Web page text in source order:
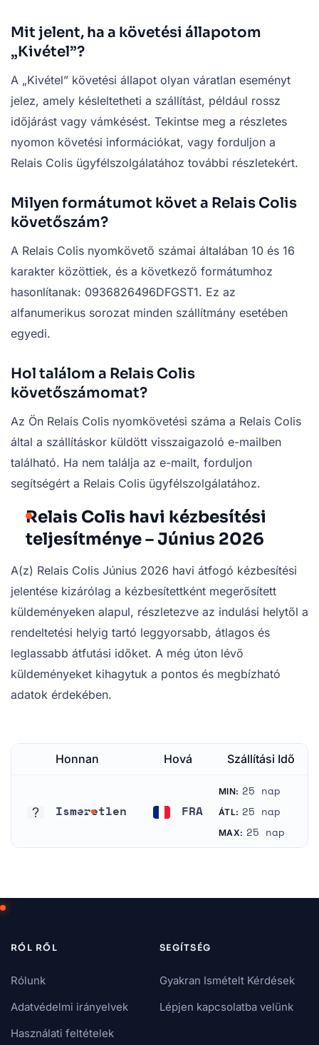
Mit jelent, ha a követési állapotom
„Kivétel”?
A „Kivétel” követési állapot olyan váratlan eseményt
jelez, amely késleltetheti a szállítást, például rossz
időjárást vagy vámkésést. Tekintse meg a részletes
nyomon követési információkat, vagy forduljon a
Relais Colis ügyfélszolgálatához további részletekért.
Milyen formátumot követ a Relais Colis
követőszám?
A Relais Colis nyomkövető számai általában 10 és 16
karakter közöttiek, és a következő formátumhoz
hasonlítanak: 0936826496DFGST1. Ez az
alfanumerikus sorozat minden szállítmány esetében
egyedi.
Hol találom a Relais Colis
követőszámomat?
Az Ön Relais Colis nyomkövetési száma a Relais Colis
által a szállításkor küldött visszaigazoló e-mailben
található. Ha nem találja az e-mailt, forduljon
segítségért a Relais Colis ügyfélszolgálatához.
Relais Colis havi kézbesítési
teljesítménye – Június 2026
A(z) Relais Colis Június 2026 havi átfogó kézbesítési
jelentése kizárólag a kézbesítettként megerősített
küldeményeken alapul, részletezve az indulási helytől a
rendeltetési helyig tartó leggyorsabb, átlagos és
leglassabb átfutási időket. A még úton lévő
küldeményeket kihagytuk a pontos és megbízható
adatok érdekében.
Honnan Hová Szállítási Idő
Ismeretlen FRA
MIN: 25 nap
ÁTL: 25 nap
MAX: 25 nap
RÓL RŐL
Rólunk
Adatvédelmi irányelvek
Használati feltételek
SEGÍTSÉG
Gyakran Ismételt Kérdések
Lépjen kapcsolatba velünk